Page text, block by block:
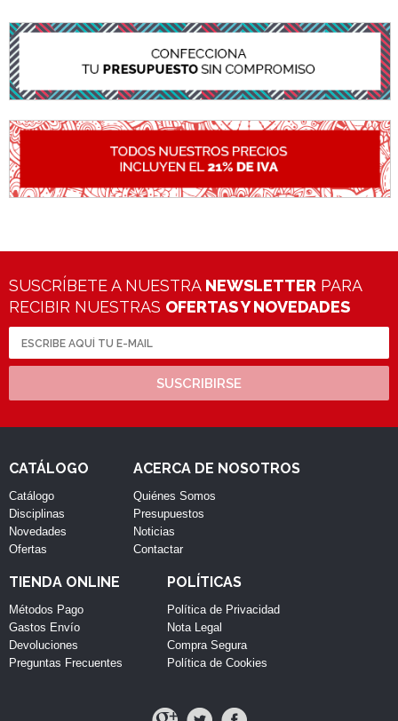
SUSCRÍBETE A NUESTRA NEWSLETTER PARA
RECIBIR NUESTRAS OFERTAS Y NOVEDADES
SUSCRIBIRSE
CATÁLOGO
Catálogo
Disciplinas
Novedades
Ofertas
ACERCA DE NOSOTROS
Quiénes Somos
Presupuestos
Noticias
Contactar
TIENDA ONLINE
Métodos Pago
Gastos Envío
Devoluciones
Preguntas Frecuentes
POLÍTICAS
Política de Privacidad
Nota Legal
Compra Segura
Política de Cookies